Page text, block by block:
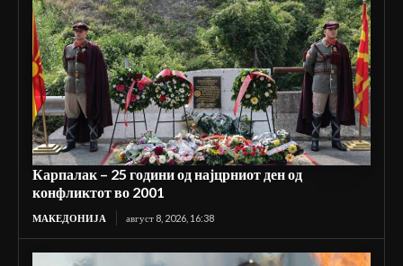
Карпалак – 25 години од најцрниот ден од
конфликтот во 2001
МАКЕДОНИЈА август 8, 2026, 16:38